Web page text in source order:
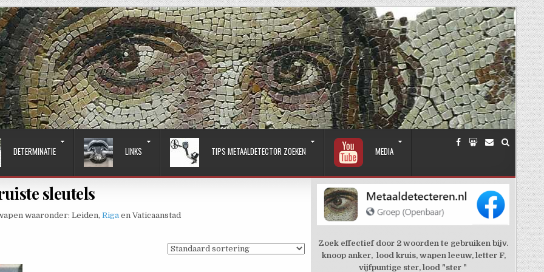
DETERMINATIE LINKS TIPS METAALDETECTOR ZOEKEN MEDIA
sleutels
waaronder: Leiden, Riga en Vaticaanstad
Zoek effectief door 2 woorden te gebruiken bijv.
knoop anker, lood kruis, wapen leeuw, letter F,
vijfpuntige ster, lood "ster "